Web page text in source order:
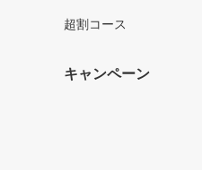
超割コース
キャンペーン